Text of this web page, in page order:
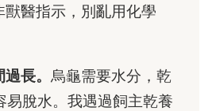
醫指示，別亂用化學
長。 烏龜需要水分，乾
易脫水。我遇過飼主乾養